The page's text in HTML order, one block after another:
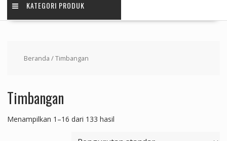
KATEGORI PRODUK
Beranda / Timbangan
Timbangan
Menampilkan 1–16 dari 133 hasil